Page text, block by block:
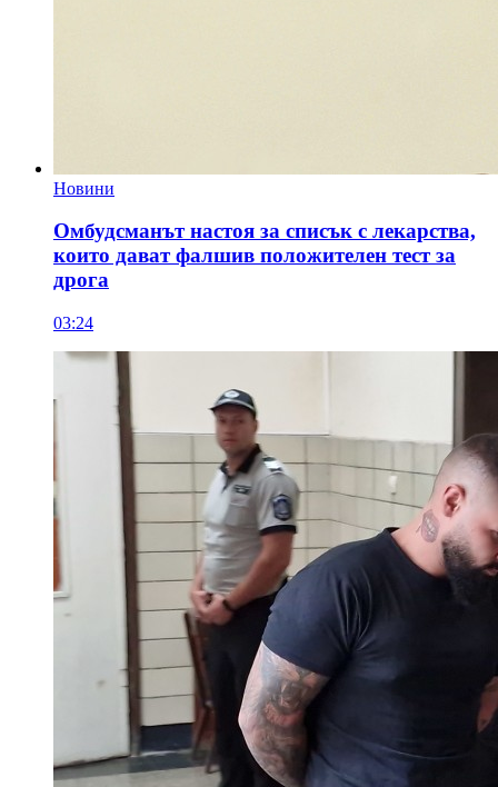
Новини
Омбудсманът настоя за списък с лекарства,
които дават фалшив положителен тест за
дрога
03:24